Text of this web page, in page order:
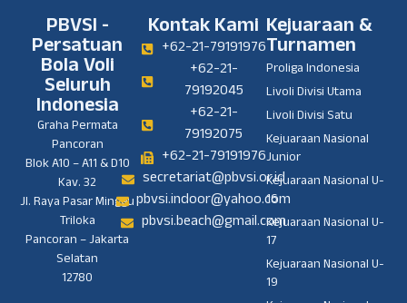
PBVSI -
Persatuan
Bola Voli
Seluruh
Indonesia
Graha Permata
Pancoran
Blok A10 – A11 & D10
Kav. 32
Jl. Raya Pasar Minggu
Triloka
Pancoran – Jakarta
Selatan
12780
Kontak Kami
+62-21-79191976
+62-21-
79192045
+62-21-
79192075
+62-21-79191976
secretariat@pbvsi.or.id
pbvsi.indoor@yahoo.com
pbvsi.beach@gmail.com
Kejuaraan &
Turnamen
Proliga Indonesia
Livoli Divisi Utama
Livoli Divisi Satu
Kejuaraan Nasional
Junior
Kejuaraan Nasional U-
16
Kejuaraan Nasional U-
17
Kejuaraan Nasional U-
19